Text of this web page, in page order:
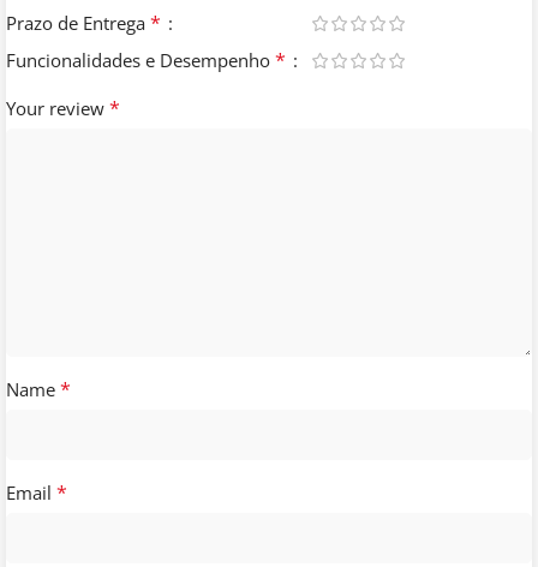
Prazo de Entrega *
Funcionalidades e Desempenho *
Your review *
Name *
Email *